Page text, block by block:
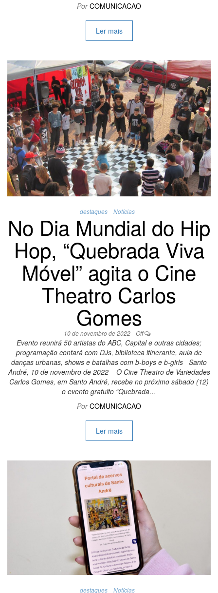
Por COMUNICACAO
Ler mais
destaques Notícias
No Dia Mundial do Hip
Hop, “Quebrada Viva
Móvel” agita o Cine
Theatro Carlos
Gomes
10 de novembro de 2022 Off
Evento reunirá 50 artistas do ABC, Capital e outras cidades;
programação contará com DJs, biblioteca itinerante, aula de
danças urbanas, shows e batalhas com b-boys e b-girls Santo
André, 10 de novembro de 2022 – O Cine Theatro de Variedades
Carlos Gomes, em Santo André, recebe no próximo sábado (12)
o evento gratuito “Quebrada…
Por COMUNICACAO
Ler mais
destaques Notícias